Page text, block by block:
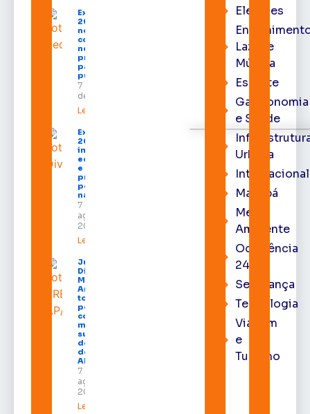
Expofeira
2026 começa
neste sábado
com shows,
negócios e
programação
para todos os
públicos
7 de agosto
de 2026
Leia mais »
Expofeira
2026
impulsiona
economia
e aumenta
procura
por hotéis
na capital
7 de
agosto de
2026
Leia mais »
Juiz
Diego
Moura de
Araújo
toma
posse
como
membro
substituto
do Pleno
do TRE-
AP
7 de
agosto de
2026
Leia mais »
Eleições
Lazer e
Música
Esporte
Gastronomia
e Saúde
Urbana
Internacional
Macapá
Meio
Ambiente
Ocorrência
24h
Segurança
Tecnologia
Viagem
e
Turismo